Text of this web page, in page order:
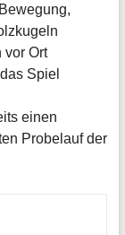
vor Ort
Spiel
einen
Probelauf der